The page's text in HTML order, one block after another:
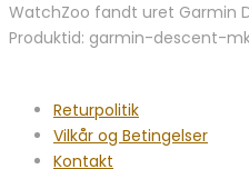
5
pris
var:
pris
er:
WatchZoo fandt uret Garmin
Produktid: garmin-descent-
Returpolitik
Vilkår og Betingelser
Kontakt